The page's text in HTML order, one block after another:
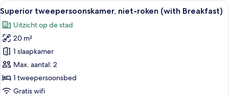
(with
Breakfast)
Alle
foto's
voor
Superior
tweepersoonskamer,
niet-
roken
(with
Een hotelkamer met een bed, een
6
Superior tweepersoonskamer, niet-roken (with Breakfast)
Uitzicht op de stad
20 m²
1 slaapkamer
Max. aantal: 2
1 tweepersoonsbed
Gratis wifi